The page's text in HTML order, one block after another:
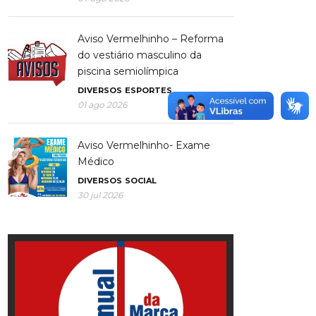
Aviso Vermelhinho – Reforma
do vestiário masculino da
piscina semiolímpica
DIVERSOS ESPORTES
01 ago 2026
Aviso Vermelhinho- Exame
Médico
DIVERSOS SOCIAL
30 jul 2026